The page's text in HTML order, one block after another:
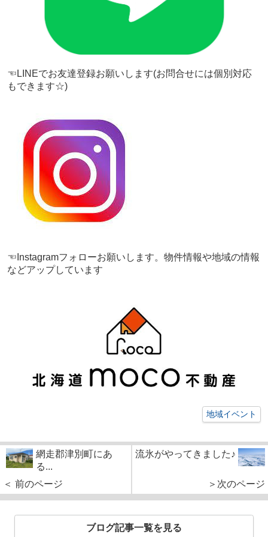
☜LINEでお友達登録お願いします(お問合せには個別対応
もできます☆)
☜Instagramフォローお願いします。物件情報や地域の情報
などアップしています
地域イベント
網走郡津別町にあ
る...
＜ 前のページ
流氷がやってきました♪
＞次のページ
ブログ記事一覧を見る